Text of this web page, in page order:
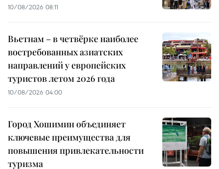
10/08/2026 08:11
Вьетнам – в четвёрке наиболее
востребованных азиатских
направлений у европейских
туристов летом 2026 года
10/08/2026 04:00
Город Хошимин объединяет
ключевые преимущества для
повышения привлекательности
туризма